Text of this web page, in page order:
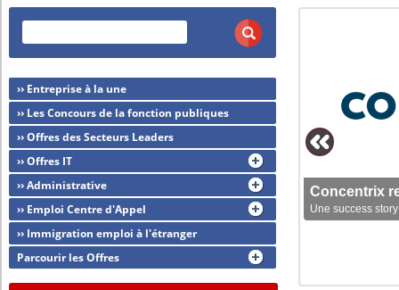
Concentrix
Une success
›› Entreprise à la une
›› Les Concours de la fonction publiques
›› Offres des Secteurs Leaders
›› Offres IT
›› Administrative
›› Emploi Centre d'Appel
›› Immigration emploi à l'étranger
Parcourir les Offres